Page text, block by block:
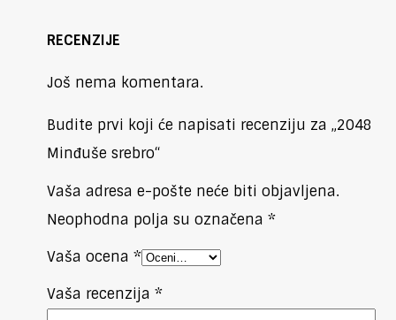
RECENZIJE
Još nema komentara.
Budite prvi koji će napisati recenziju za „2048
Minđuše srebro“
Vaša adresa e-pošte neće biti objavljena.
Neophodna polja su označena *
Vaša ocena *
Vaša recenzija *